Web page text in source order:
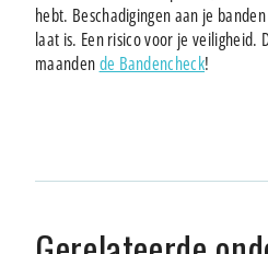
hebt. Beschadigingen aan je
laat is. Een risico voor je veiligheid.
maandende Bandencheck!